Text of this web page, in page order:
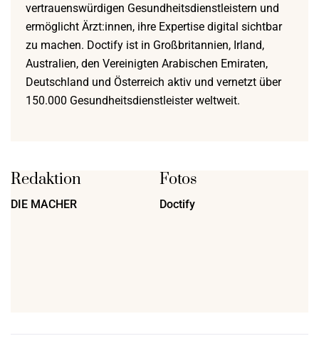
vertrauenswürdigen Gesundheitsdienstleistern und
ermöglicht Ärzt:innen, ihre Expertise digital sichtbar
zu machen. Doctify ist in Großbritannien, Irland,
Australien, den Vereinigten Arabischen Emiraten,
Deutschland und Österreich aktiv und vernetzt über
150.000 Gesundheitsdienstleister weltweit.
Redaktion
DIE MACHER
Fotos
Doctify